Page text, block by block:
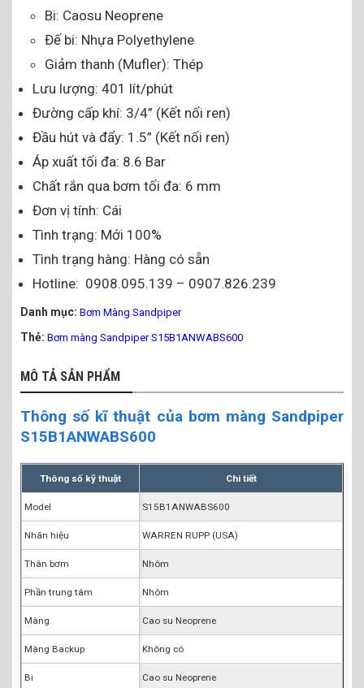
Bi: Caosu Neoprene
Đế bi: Nhựa Polyethylene
Giảm thanh (Mufler): Thép
Lưu lượng: 401 lít/phút
Đường cấp khí: 3/4” (Kết nối ren)
Đầu hút và đẩy: 1.5” (Kết nối ren)
Áp xuất tối đa: 8.6 Bar
Chất rắn qua bơm tối đa: 6 mm
Đơn vị tính: Cái
Tình trạng: Mới 100%
Tình trạng hàng: Hàng có sẵn
Hotline: 0908.095.139 – 0907.826.239
Danh mục: Bơm Màng Sandpiper
Thẻ: Bơm màng Sandpiper S15B1ANWABS600
MÔ TẢ SẢN PHẨM
Thông số kĩ thuật của bơm màng Sandpiper
S15B1ANWABS600
Thông số kỹ thuật Chi tiết
Model S15B1ANWABS600
Nhãn hiệu WARREN RUPP (USA)
Thân bơm Nhôm
Phần trung tâm Nhôm
Màng Cao su Neoprene
Màng Backup Không có
Bi Cao su Neoprene